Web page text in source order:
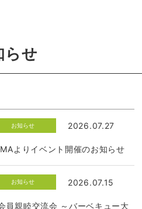
らせ
お知らせ 2026.07.27
よりイベント開催のお知らせ
お知らせ 2026.07.15
会員親睦交流会 ～バーベキュー大